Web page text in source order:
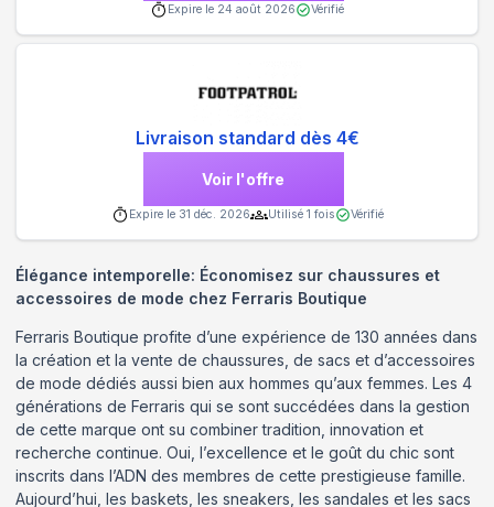
Expire le 24 août 2026 Vérifié
Livraison standard dès 4€
Voir l'offre
Expire le 31 déc. 2026 Utilisé 1 fois Vérifié
Élégance intemporelle: Économisez sur chaussures et
accessoires de mode chez Ferraris Boutique
Ferraris Boutique profite d’une expérience de 130 années dans
la création et la vente de chaussures, de sacs et d’accessoires
de mode dédiés aussi bien aux hommes qu’aux femmes. Les 4
générations de Ferraris qui se sont succédées dans la gestion
de cette marque ont su combiner tradition, innovation et
recherche continue. Oui, l’excellence et le goût du chic sont
inscrits dans l’ADN des membres de cette prestigieuse famille.
Aujourd’hui, les baskets, les sneakers, les sandales et les sacs